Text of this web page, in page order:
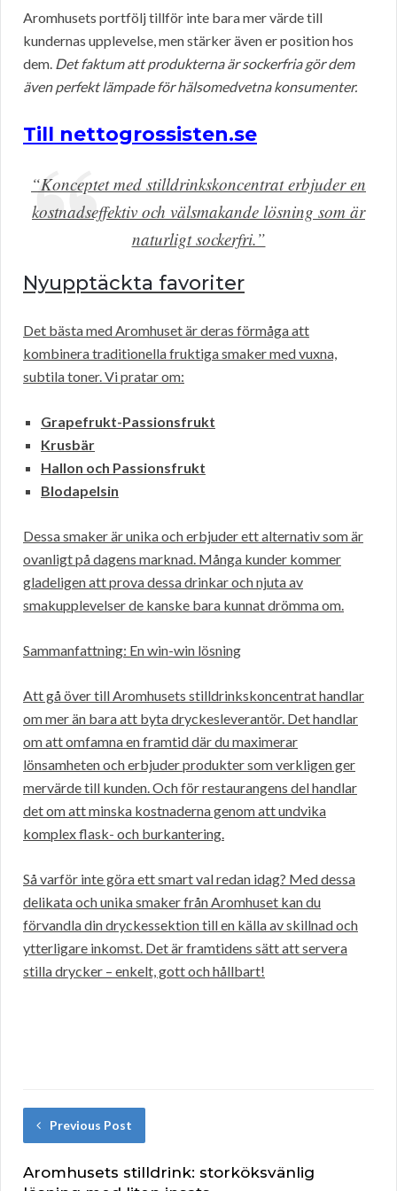
Aromhusets portfölj tillför inte bara mer värde till
kundernas upplevelse, men stärker även er position hos
dem. Det faktum att produkterna är sockerfria gör dem
även perfekt lämpade för hälsomedvetna konsumenter.
Till nettogrossisten.se
“Konceptet med stilldrinkskoncentrat erbjuder en
kostnadseffektiv och välsmakande lösning som är
naturligt sockerfri.”
Nyupptäckta favoriter
Det bästa med Aromhuset är deras förmåga att
kombinera traditionella fruktiga smaker med vuxna,
subtila toner. Vi pratar om:
Grapefrukt-Passionsfrukt
Krusbär
Hallon och Passionsfrukt
Blodapelsin
Dessa smaker är unika och erbjuder ett alternativ som är
ovanligt på dagens marknad. Många kunder kommer
gladeligen att prova dessa drinkar och njuta av
smakupplevelser de kanske bara kunnat drömma om.
Sammanfattning: En win-win lösning
Att gå över till Aromhusets stilldrinkskoncentrat handlar
om mer än bara att byta dryckesleverantör. Det handlar
om att omfamna en framtid där du maximerar
lönsamheten och erbjuder produkter som verkligen ger
mervärde till kunden. Och för restaurangens del handlar
det om att minska kostnaderna genom att undvika
komplex flask- och burkantering.
Så varför inte göra ett smart val redan idag? Med dessa
delikata och unika smaker från Aromhuset kan du
förvandla din dryckessektion till en källa av skillnad och
ytterligare inkomst. Det är framtidens sätt att servera
stilla drycker – enkelt, gott och hållbart!
Previous Post
Aromhusets stilldrink: storköksvänlig